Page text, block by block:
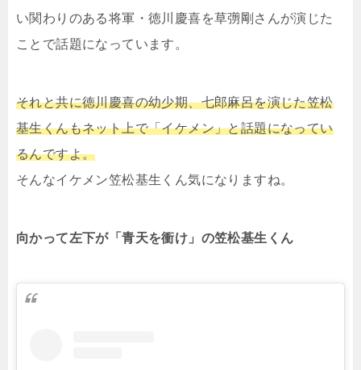
い関わりのある将軍・徳川慶喜を草彅剛さんが演じた
ことで話題になっています。
それと共に徳川慶喜の幼少期、七郎麻呂を演じた笠松
基生くんもネット上で「イケメン」と話題になってい
るんですよ。
そんなイケメン笠松基生くん気になりますね。
向かって左下が「青天を衝け」の笠松基生くん